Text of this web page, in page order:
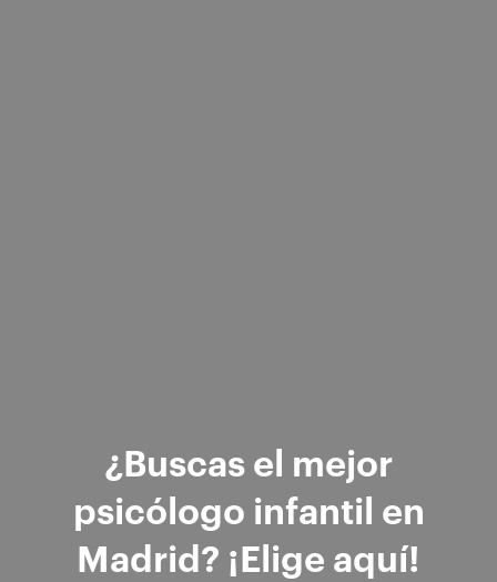
¿Buscas el mejor
psicólogo infantil en
Madrid? ¡Elige aquí!